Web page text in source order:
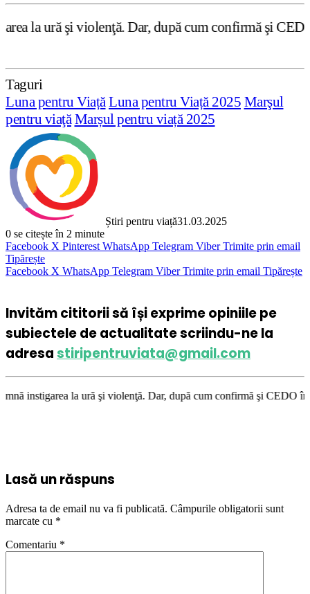
Dar, după cum confirmă şi CEDO în cazul
Taguri
Luna pentru ViațăLuna pentru Viață 2025 Marşul
pentru viaţă Marșul pentru viață 2025
Știri pentru viață31.03.2025
0 se citește în 2 minute
Facebook X Pinterest WhatsApp Telegram Viber Trimite prin email
Tipărește
Facebook X WhatsApp Telegram Viber Trimite prin email Tipărește
Invităm cititorii să își exprime opiniile pe
subiectele de actualitate scriindu-ne la
adresastiripentruviata@gmail.com
la ură şi violenţă. Dar, după cum confirmă şi CEDO în cazul
Lasă un răspuns
Adresa ta de email nu va fi publicată. Câmpurile obligatorii sunt
marcate cu *
Comentariu *